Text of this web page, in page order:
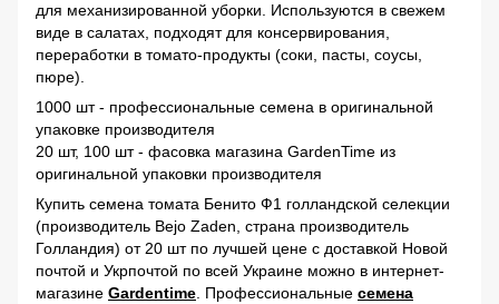
для механизированной уборки. Используются в свежем
виде в салатах, подходят для консервирования,
переработки в томато-продукты (соки, пасты, соусы,
пюре).
1000 шт - профессиональные семена в оригинальной
упаковке производителя
20 шт, 100 шт - фасовка магазина GardenTime из
оригинальной упаковки производителя
Купить семена томата Бенито Ф1 голландской селекции
(производитель Bejo Zaden, страна производитель
Голландия) от 20 шт по лучшей цене с доставкой Новой
почтой и Укрпочтой по всей Украине можно в интернет-
магазине Gardentime. Профессиональные семена